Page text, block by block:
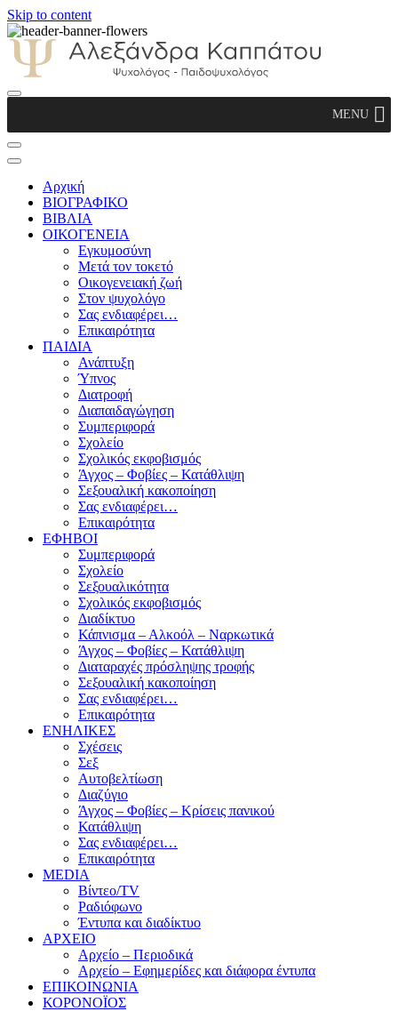
Skip to content
Παιδοψυχολόγος
MENU
Αρχική
ΒΙΟΓΡΑΦΙΚΟ
ΒΙΒΛΙΑ
ΟΙΚΟΓΕΝΕΙΑ
Εγκυμοσύνη
Μετά τον τοκετό
Οικογενειακή ζωή
Στον ψυχολόγο
Σας ενδιαφέρει…
Επικαιρότητα
ΠΑΙΔΙΑ
Ανάπτυξη
Ύπνος
Διατροφή
Διαπαιδαγώγηση
Συμπεριφορά
Σχολείο
Σχολικός εκφοβισμός
Άγχος – Φοβίες – Κατάθλιψη
Σεξουαλική κακοποίηση
Σας ενδιαφέρει…
Επικαιρότητα
ΕΦΗΒΟΙ
Συμπεριφορά
Σχολείο
Σεξουαλικότητα
Σχολικός εκφοβισμός
Διαδίκτυο
Κάπνισμα – Αλκοόλ – Ναρκωτικά
Άγχος – Φοβίες – Κατάθλιψη
Διαταραχές πρόσληψης τροφής
Σεξουαλική κακοποίηση
Σας ενδιαφέρει…
Επικαιρότητα
ΕΝΗΛΙΚΕΣ
Σχέσεις
Σεξ
Αυτοβελτίωση
Διαζύγιο
Άγχος – Φοβίες – Κρίσεις πανικού
Κατάθλιψη
Σας ενδιαφέρει…
Επικαιρότητα
MEDIA
Βίντεο/TV
Ραδιόφωνο
Έντυπα και διαδίκτυο
ΑΡΧΕΙΟ
Αρχείο – Περιοδικά
Αρχείο – Εφημερίδες και διάφορα έντυπα
ΕΠΙΚΟΙΝΩΝΙΑ
ΚΟΡΟΝΟΪΟΣ